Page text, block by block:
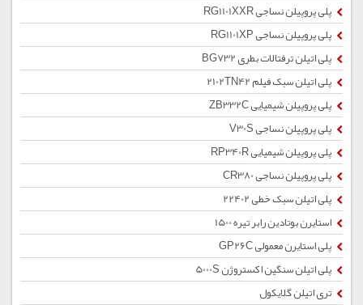
پلی پروپیلن نساجی RG1101XXR
پلی پروپیلن نساجی RG1101XP
پلی اتیلن ترفتالات بطری BG732
پلی اتیلن سبک فیلم 2102TN42
پلی پروپیلن شیمیایی ZB332C
پلی پروپیلن نساجی V30S
پلی پروپیلن شیمیایی RP340R
پلی پروپیلن نساجی CR380
پلی اتیلن سبک خطی 22402
استایرن بوتادین رابر تیره 1500
پلی استایرن معمولی GP26C
پلی اتیلن سنگین اکستروژن 5000S
تری اتیلن گلایکول